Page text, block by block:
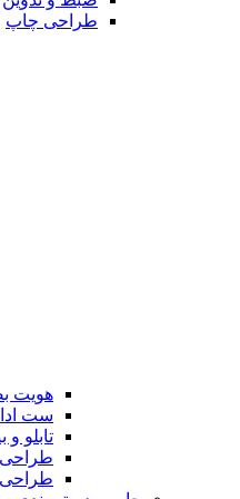
طراحی چاپ
هویت
ست
تابلو و
طراحی
طراحی